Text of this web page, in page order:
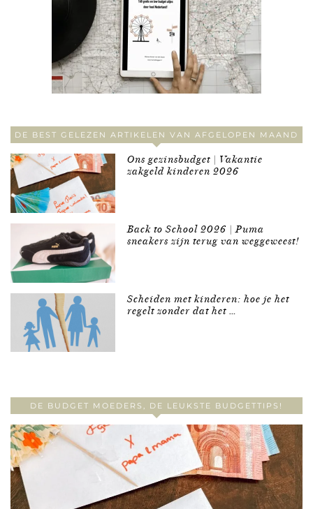
DE BEST GELEZEN ARTIKELEN VAN AFGELOPEN MAAND
Ons gezinsbudget | Vakantie
zakgeld kinderen 2026
Back to School 2026 | Puma
sneakers zijn terug van weggeweest!
Scheiden met kinderen: hoe je het
regelt zonder dat het …
DE BUDGET MOEDERS, DE LEUKSTE BUDGETTIPS!